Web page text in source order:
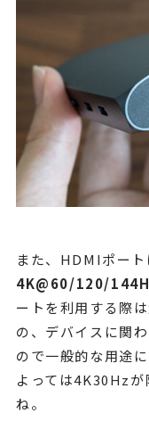
また、HDMIポート
4K@60/120/
ートを利用する際
の、デバイスに関
ので一般的な用途
よっては4K30Hz
ね。